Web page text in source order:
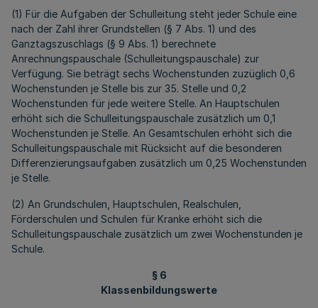
(1) Für die Aufgaben der Schulleitung steht jeder Schule eine
nach der Zahl ihrer Grundstellen (§ 7 Abs. 1) und des
Ganztagszuschlags (§ 9 Abs. 1) berechnete
Anrechnungspauschale (Schulleitungspauschale) zur
Verfügung. Sie beträgt sechs Wochenstunden zuzüglich 0,6
Wochenstunden je Stelle bis zur 35. Stelle und 0,2
Wochenstunden für jede weitere Stelle. An Hauptschulen
erhöht sich die Schulleitungspauschale zusätzlich um 0,1
Wochenstunden je Stelle. An Gesamtschulen erhöht sich die
Schulleitungspauschale mit Rücksicht auf die besonderen
Differenzierungsaufgaben zusätzlich um 0,25 Wochenstunden
je Stelle.
(2) An Grundschulen, Hauptschulen, Realschulen,
Förderschulen und Schulen für Kranke erhöht sich die
Schulleitungspauschale zusätzlich um zwei Wochenstunden je
Schule.
§ 6
Klassenbildungswerte